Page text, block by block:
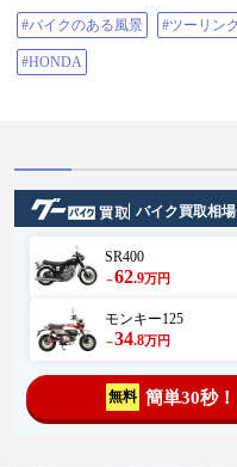
#バイクのある風景 #ツーリン
#HONDA
バイク買取相場
SR400
～62.9万円
モンキー125
～34.8万円
無料 簡単30秒！